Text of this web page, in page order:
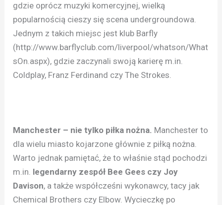
gdzie oprócz muzyki komercyjnej, wielką
popularnością cieszy się scena undergroundowa.
Jednym z takich miejsc jest klub Barfly
(http://www.barflyclub.com/liverpool/whatson/What
sOn.aspx), gdzie zaczynali swoją karierę m.in.
Coldplay, Franz Ferdinand czy The Strokes.
Manchester – nie tylko piłka nożna. Manchester to
dla wielu miasto kojarzone głównie z piłką nożna.
Warto jednak pamiętać, że to właśnie stąd pochodzi
m.in. legendarny zespół Bee Gees czy Joy
Davison, a także współcześni wykonawcy, tacy jak
Chemical Brothers czy Elbow. Wycieczkę po